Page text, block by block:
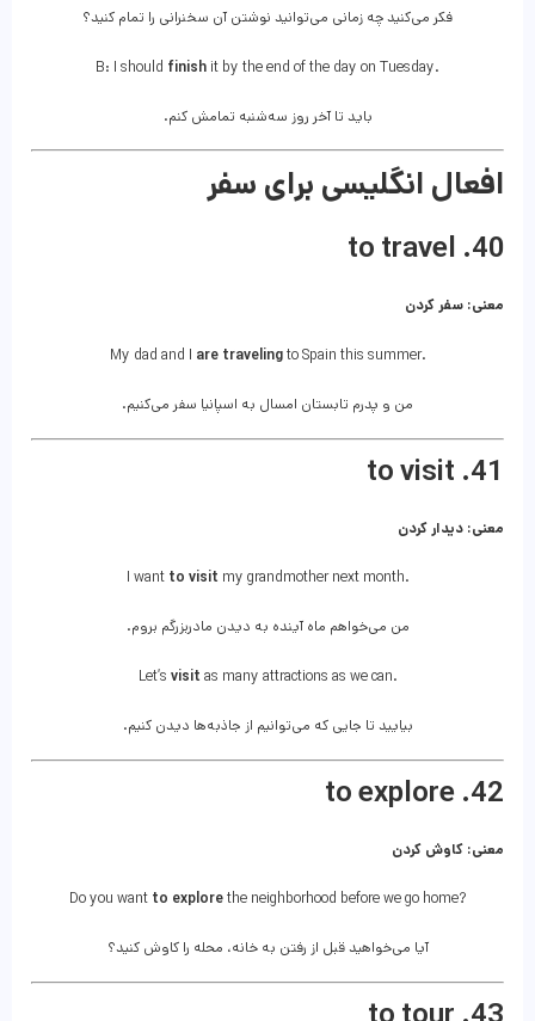
فکر می‌کنید چه زمانی می‌توانید نوشتن آن سخنرانی را تمام کنید؟
B: I should finish it by the end of the day on Tuesday.
باید تا آخر روز سه‌شنبه تمامش کنم.
افعال انگلیسی برای سفر
40. to travel
معنی: سفر کردن
My dad and I are travelingto Spain this summer.
من و پدرم تابستان امسال به اسپانیا سفر می‌کنیم.
41. to visit
معنی: دیدار کردن
I want to visit my grandmother next month.
من می‌خواهم ماه آینده به دیدن مادربزرگم بروم.
Let’s visit as many attractions as we can.
بیایید تا جایی که می‌توانیم از جاذبه‌ها دیدن کنیم.
42. to explore
معنی: کاوش کردن
Do you want to explorethe neighborhood before we go home?
آیا می‌خواهید قبل از رفتن به خانه، محله را کاوش کنید؟